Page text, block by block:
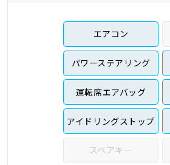
エアコン
パワーステアリング
運転席エアバッグ
アイドリングストップ
スペアキー